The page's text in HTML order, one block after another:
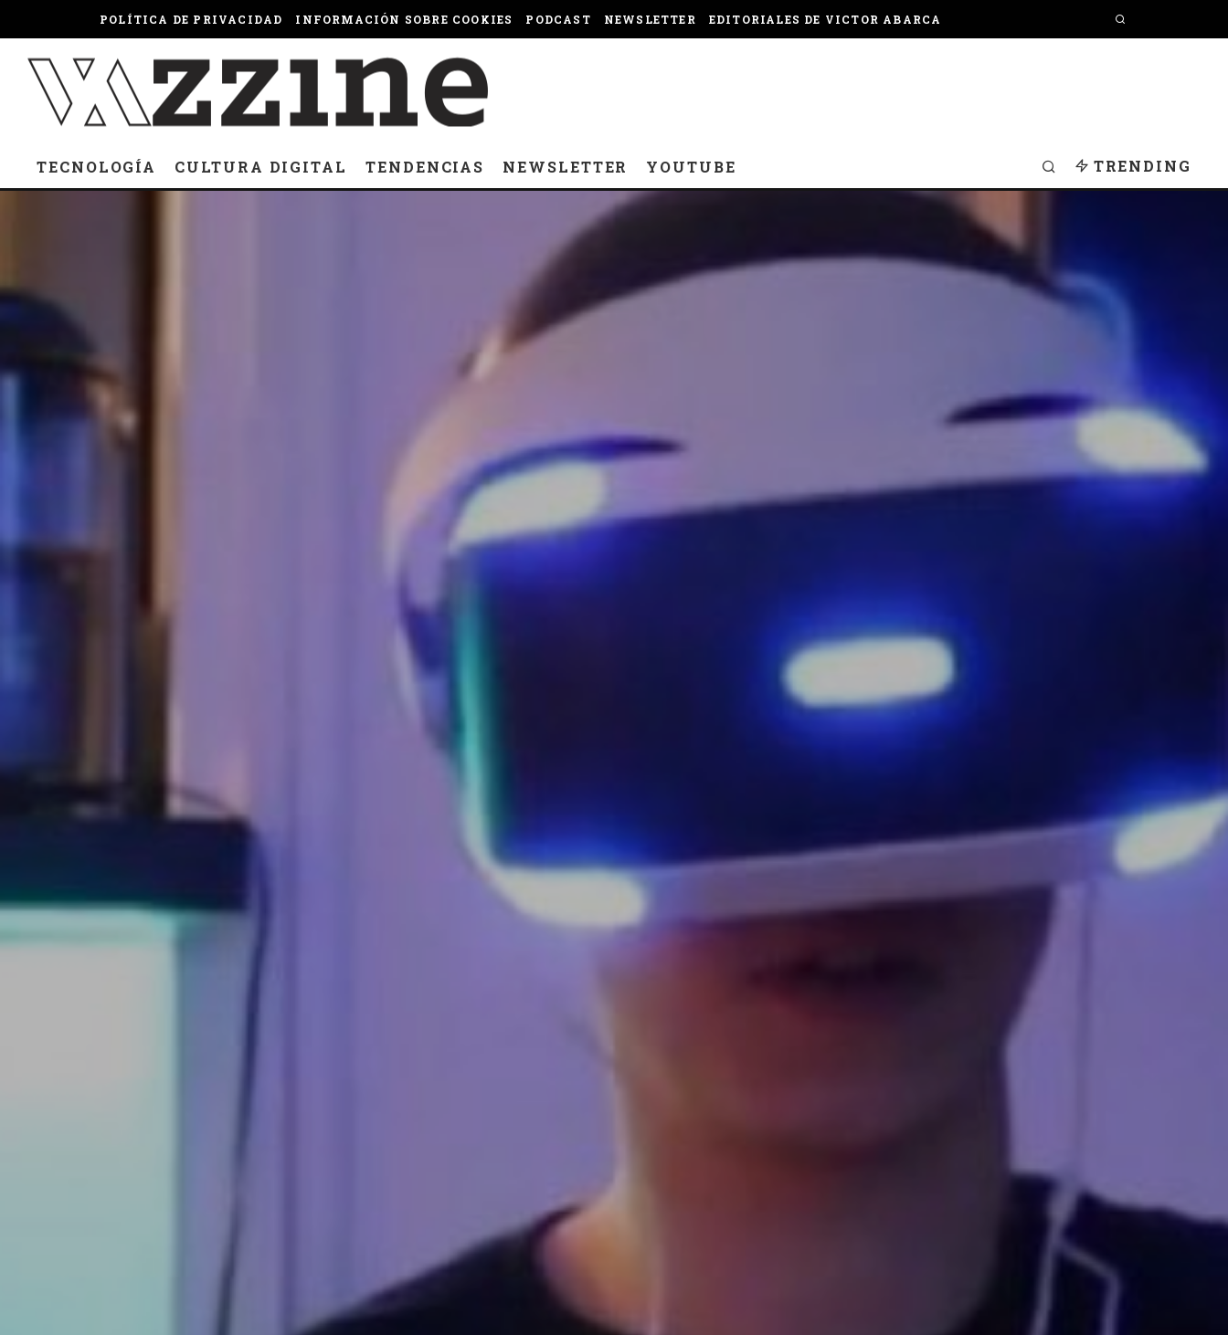
POLÍTICA DE PRIVACIDAD INFORMACIÓN SOBRE COOKIES PODCAST NEWSLETTER EDITORIALES DE VICTOR ABARCA
TECNOLOGÍA CULTURA DIGITAL TENDENCIAS NEWSLETTER YOUTUBE TRENDING